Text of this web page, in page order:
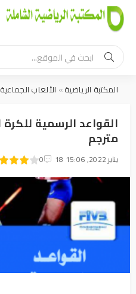
المكتبة الرياضية» الألعاب الجماعية
مترجم
18 يناير 2022, 15:06 0 1
2
3
4
5